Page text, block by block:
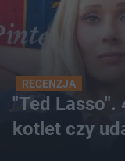
RECENZJA
"Ted
kotlet czy